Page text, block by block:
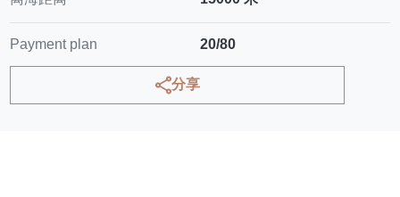
Payment plan 20/80
分享